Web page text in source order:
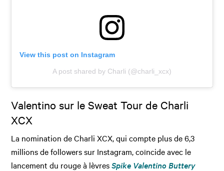
View this post on Instagram
A post shared by Charli (@charli_xcx)
Valentino sur le Sweat Tour de Charli
XCX
La nomination de Charli XCX, qui compte plus de 6,3
millions de followers sur Instagram, coïncide avec le
lancement du rouge à lèvresSpike Valentino Buttery